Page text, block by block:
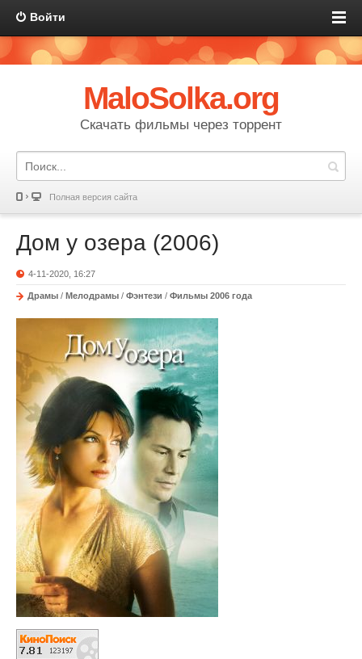
Войти
MaloSolka.org
Скачать фильмы через торрент
Полная версия сайта
Дом у озера (2006)
4-11-2020, 16:27
Драмы / Мелодрамы / Фэнтези / Фильмы 2006 года